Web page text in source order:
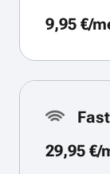
9,95 €/
29,95 €/